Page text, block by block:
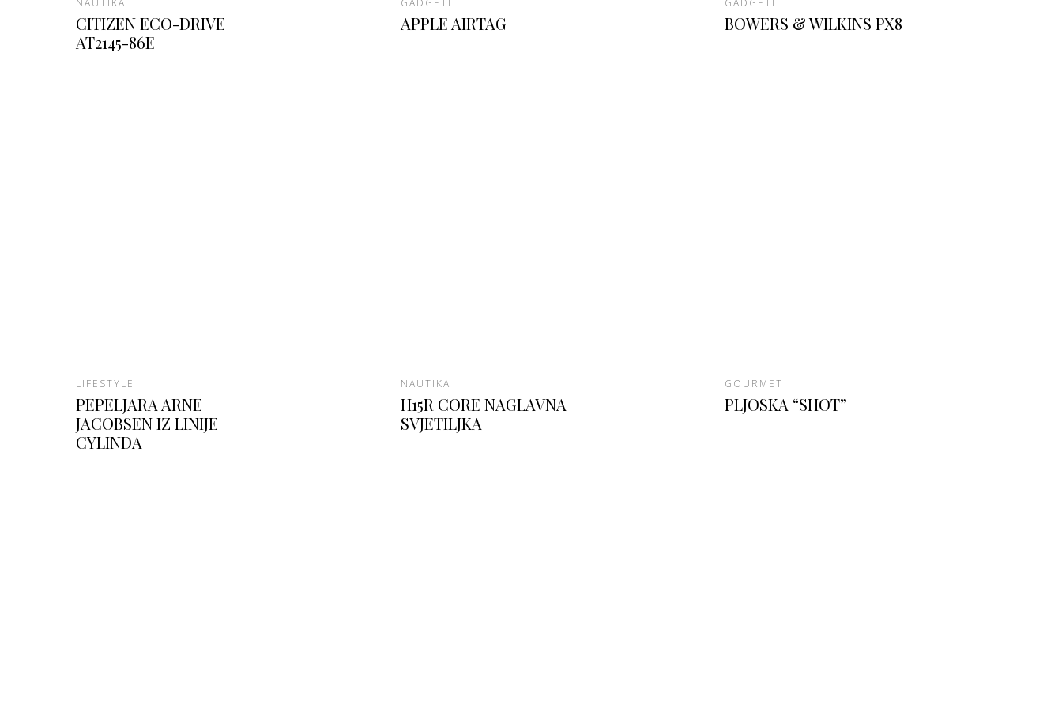
NAUTIKA
CITIZEN ECO-DRIVE
AT2145-86E
GADGETI
APPLE AIRTAG
GADGETI
BOWERS & WILKINS PX8
LIFESTYLE
PEPELJARA ARNE
JACOBSEN IZ LINIJE
CYLINDA
NAUTIKA
H15R CORE NAGLAVNA
SVJETILJKA
GOURMET
PLJOSKA “SHOT”